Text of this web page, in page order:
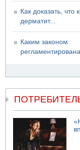
Как доказать, что
дерматит...
Каким законом